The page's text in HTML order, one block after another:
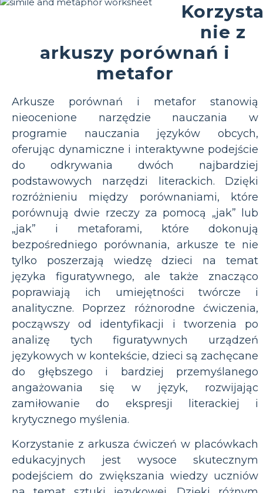
nie z
arkuszy porównań i
metafor
Arkusze porównań i metafor stanowią
nieocenione narzędzie nauczania w
programie nauczania języków obcych,
oferując dynamiczne i interaktywne podejście
do odkrywania dwóch najbardziej
podstawowych narzędzi literackich. Dzięki
rozróżnieniu między porównaniami, które
porównują dwie rzeczy za pomocą „jak” lub
„jak” i metaforami, które dokonują
bezpośredniego porównania, arkusze te nie
tylko poszerzają wiedzę dzieci na temat
języka figuratywnego, ale także znacząco
poprawiają ich umiejętności twórcze i
analityczne. Poprzez różnorodne ćwiczenia,
począwszy od identyfikacji i tworzenia po
analizę tych figuratywnych urządzeń
językowych w kontekście, dzieci są zachęcane
do głębszego i bardziej przemyślanego
angażowania się w język, rozwijając
zamiłowanie do ekspresji literackiej i
krytycznego myślenia.
Korzystanie z arkusza ćwiczeń w placówkach
edukacyjnych jest wysoce skutecznym
podejściem do zwiększania wiedzy uczniów